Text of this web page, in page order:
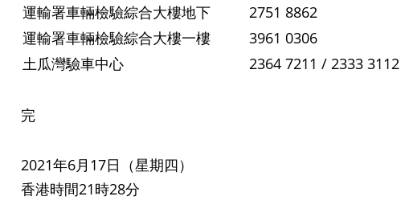
運輸署車輛檢驗綜合大樓地下
2751 8862
運輸署車輛檢驗綜合大樓一樓
3961 0306
土瓜灣驗車中心
2364 7211 / 2333 3112
完
2021年6月17日（星期四）
香港時間21時28分